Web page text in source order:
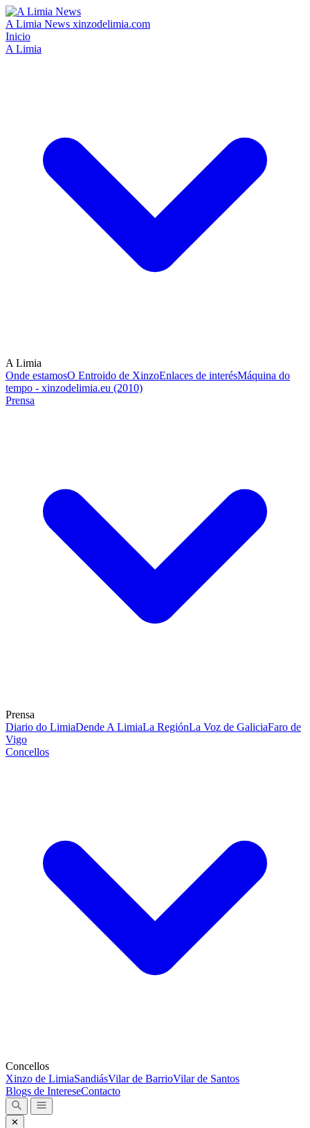
A Limia News xinzodelimia.com
Inicio
A Limia
A Limia
Onde estamosO Entroido de XinzoEnlaces de interésMáquina do
tempo - xinzodelimia.eu (2010)
Prensa
Prensa
Diario do LimiaDende A LimiaLa RegiónLa Voz de GaliciaFaro de
Vigo
Concellos
Concellos
Xinzo de LimiaSandiásVilar de BarrioVilar de Santos
Blogs de IntereseContacto
✕